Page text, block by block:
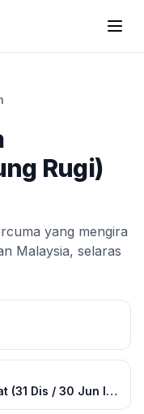
Rugi)
yang mengira
Malaysia, selaras
Tahun kewangan dipilih syarikat (31 Dis / 30 Jun lazim)